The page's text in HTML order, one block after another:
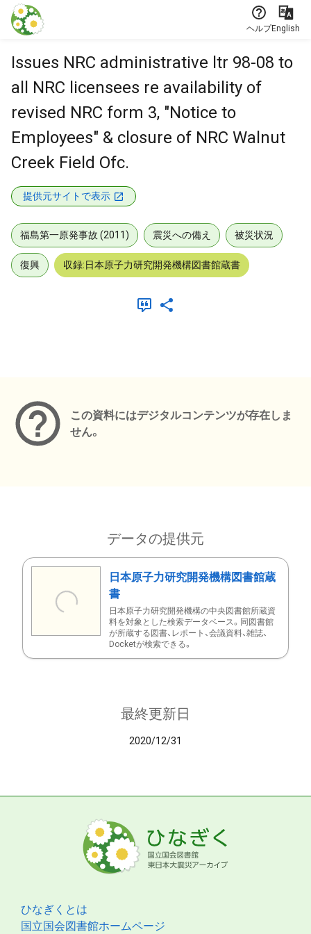
本文に飛ぶ
ヘルプEnglish
Issues NRC administrative ltr 98-08 to
all NRC licensees re availability of
revised NRC form 3, "Notice to
Employees" & closure of NRC Walnut
Creek Field Ofc.
提供元サイトで表示
福島第一原発事故 (2011) 震災への備え 被災状況
復興 収録:日本原子力研究開発機構図書館蔵書
この資料にはデジタルコンテンツが存在しま
せん。
データの提供元
日本原子力研究開発機構図書館蔵
書
日本原子力研究開発機構の中央図書館所蔵資
料を対象とした検索データベース。同図書館
が所蔵する図書、レポート、会議資料、雑誌、
Docketが検索できる。
最終更新日
2020/12/31
ひなぎくとは
国立国会図書館ホームページ